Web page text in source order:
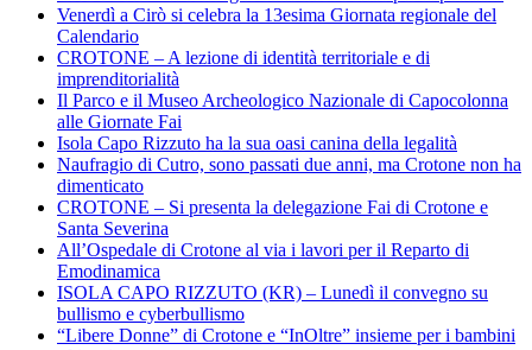
Venerdì a Cirò si celebra la 13esima Giornata regionale del
Calendario
CROTONE – A lezione di identità territoriale e di
imprenditorialità
Il Parco e il Museo Archeologico Nazionale di Capocolonna
alle Giornate Fai
Isola Capo Rizzuto ha la sua oasi canina della legalità
Naufragio di Cutro, sono passati due anni, ma Crotone non ha
dimenticato
CROTONE – Si presenta la delegazione Fai di Crotone e
Santa Severina
All’Ospedale di Crotone al via i lavori per il Reparto di
Emodinamica
ISOLA CAPO RIZZUTO (KR) – Lunedì il convegno su
bullismo e cyberbullismo
“Libere Donne” di Crotone e “InOltre” insieme per i bambini